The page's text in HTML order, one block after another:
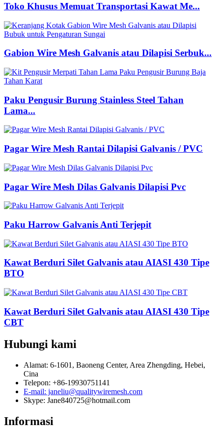
Toko Khusus Memuat Transportasi Kawat Me...
Gabion Wire Mesh Galvanis atau Dilapisi Serbuk...
Paku Pengusir Burung Stainless Steel Tahan
Lama...
Pagar Wire Mesh Rantai Dilapisi Galvanis / PVC
Pagar Wire Mesh Dilas Galvanis Dilapisi Pvc
Paku Harrow Galvanis Anti Terjepit
Kawat Berduri Silet Galvanis atau AIASI 430 Tipe
BTO
Kawat Berduri Silet Galvanis atau AIASI 430 Tipe
CBT
Hubungi kami
Alamat: 6-1601, Baoneng Center, Area Zhengding, Hebei,
Cina
Telepon: +86-19930751141
E-mail: janeliu@qualitywiremesh.com
Skype: Jane840725@hotmail.com
Informasi